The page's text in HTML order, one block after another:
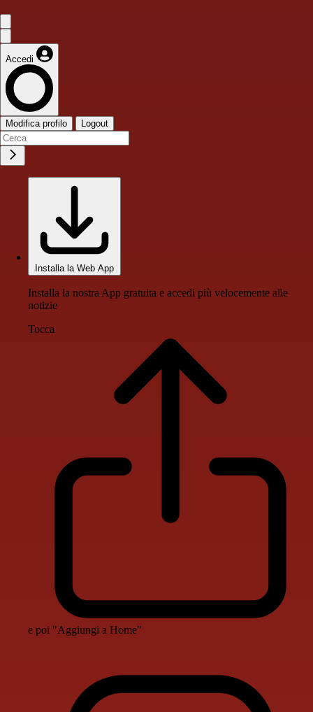
Accedi
Modifica profilo Logout
Installa la Web App
Installa la nostra App gratuita e accedi più velocemente alle
notizie
Tocca
e poi "Aggiungi a Home"